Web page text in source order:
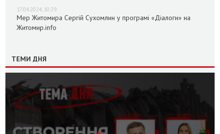
17.04.2024, 10:29
Мер Житомира Сергій Сухомлин у програмі «Діалоги» на
Житомир.info
ТЕМИ ДНЯ